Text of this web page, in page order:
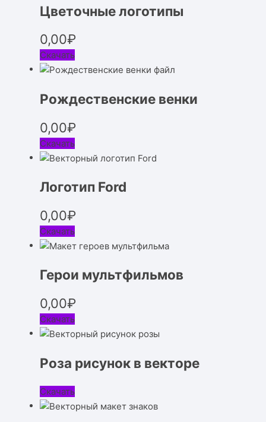
Цветочные логотипы
0,00₽
Скачать
Рождественские венки
0,00₽
Скачать
Логотип Ford
0,00₽
Скачать
Герои мультфильмов
0,00₽
Скачать
Роза рисунок в векторе
Скачать